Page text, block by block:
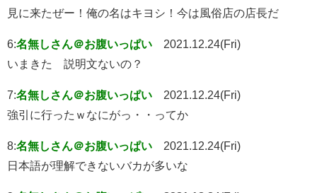
見に来たぜー！俺の名はキヨシ！今は風俗店の店長だ
6:名無しさん＠お腹いっぱい
2021.12.24(Fri)
いまきた 説明文ないの？
7:名無しさん＠お腹いっぱい
2021.12.24(Fri)
強引に行ったｗなにがっ・・ってか
8:名無しさん＠お腹いっぱい
2021.12.24(Fri)
日本語が理解できないバカが多いな